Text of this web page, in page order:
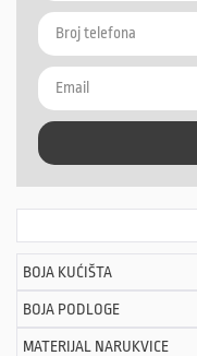
BOJA KUĆIŠTA
BOJA PODLOGE
MATERIJAL NARUKVICE